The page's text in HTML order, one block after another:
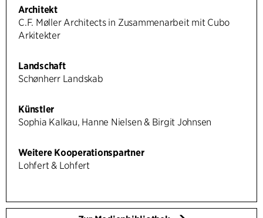
Architekt
C.F. Møller Architects in Zusammenarbeit mit Cubo
Arkitekter
Landschaft
Schønherr Landskab
Künstler
Sophia Kalkau, Hanne Nielsen & Birgit Johnsen
Weitere Kooperationspartner
Lohfert & Lohfert